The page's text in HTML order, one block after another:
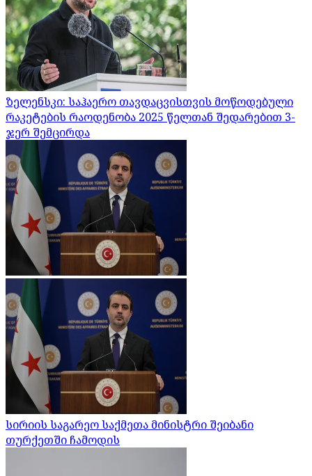
ზელენსკი: საჰაერო თავდაცვისთვის მოწოდებული
რაკეტების რაოდენობა 2025 წელთან შედარებით 3-
ჯერ შემცირდა
სირიის საგარეო საქმეთა მინისტრი შეიბანი
თურქეთში ჩამოდის